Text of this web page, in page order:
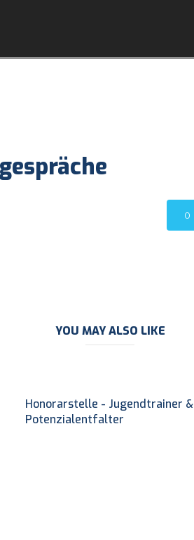
0
YOU MAY ALSO LIKE
Honorarstelle - Jugendtrainer &
Potenzialentfalter